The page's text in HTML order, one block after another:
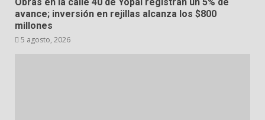
avance; inversión en rejillas alcanza los $800
millones
5 agosto, 2026